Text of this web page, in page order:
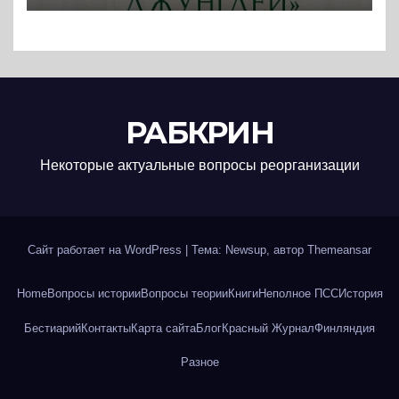
политика западных
РАБКРИН
Некоторые актуальные вопросы реорганизации
Сайт работает на WordPress Тема: Newsup, автор Themeansar
HomeВопросы историиВопросы теорииКнигиНеполное ПССИстория
БестиарийКонтактыКарта сайтаБлогКрасный ЖурналФинляндия
Разное